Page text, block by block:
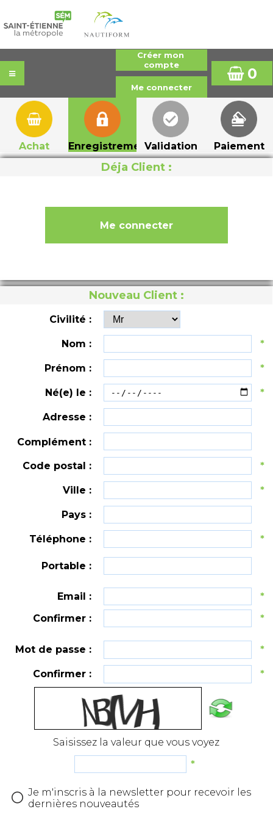
0
Achat EnregistrementValidation Paiement
Déja Client :
Nouveau Client :
Civilité :
Nom : *
Prénom : *
Né(e) le : *
Adresse :
Complément :
Code postal : *
Ville : *
Pays :
Téléphone : *
Portable :
Email :
*
Confirmer :
*
Mot de passe : *
Confirmer : *
Saisissez la valeur que vous voyez
*
Je m'inscris à la newsletter pour recevoir les
dernières nouveautés